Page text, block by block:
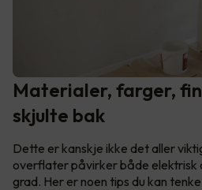
Materialer, farger,
skjulte bak
Dette er kanskje ikke det aller
overflater påvirker både elektrisk
grad. Her er noen tips du kan